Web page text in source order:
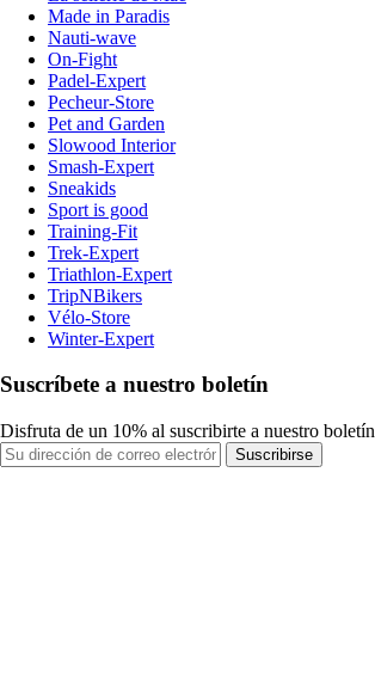
Made in Paradis
Nauti-wave
On-Fight
Padel-Expert
Pecheur-Store
Pet and Garden
Slowood Interior
Smash-Expert
Sneakids
Sport is good
Training-Fit
Trek-Expert
Triathlon-Expert
TripNBikers
Vélo-Store
Winter-Expert
Suscríbete a nuestro boletín
Disfruta de un 10% al suscribirte a nuestro boletín
Suscribirse